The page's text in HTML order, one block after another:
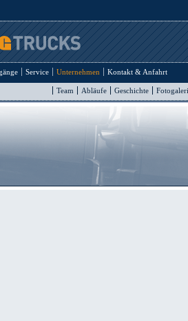
Service Unternehmen
Team Abläufe Geschichte
Kontakt & Anfahrt